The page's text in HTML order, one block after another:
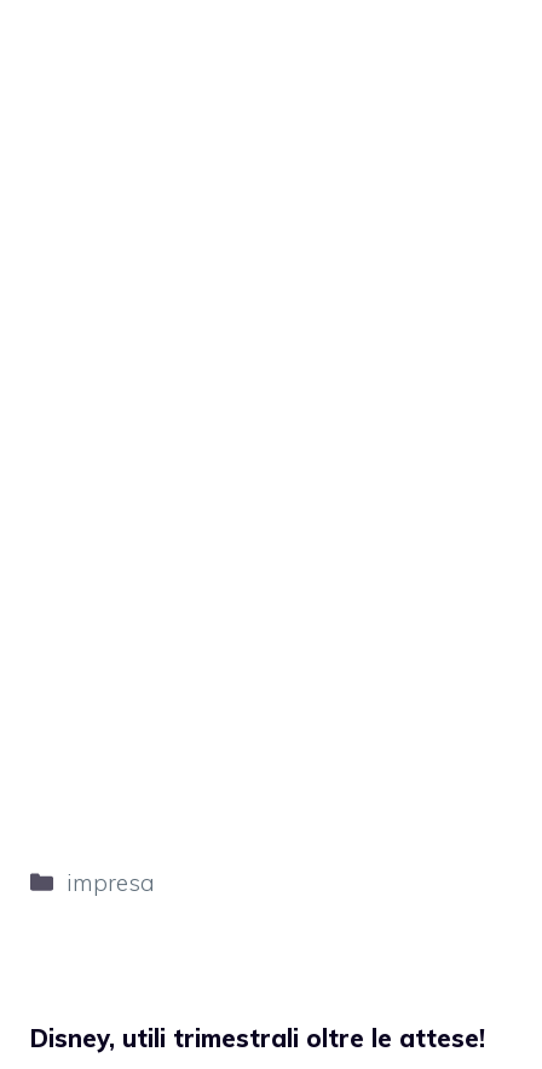
Categorie
impresa
Disney, utili trimestrali oltre le attese!